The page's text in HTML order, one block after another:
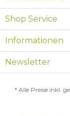
Shop Service
Informationen
Newsletter
* Alle Preise inkl.